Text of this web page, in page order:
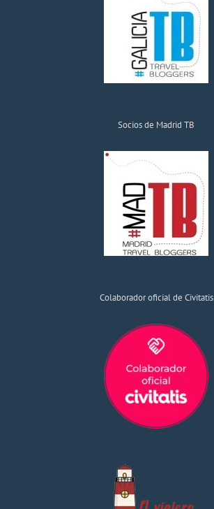
Socios de Madrid TB
Colaborador oficial de Civitatis